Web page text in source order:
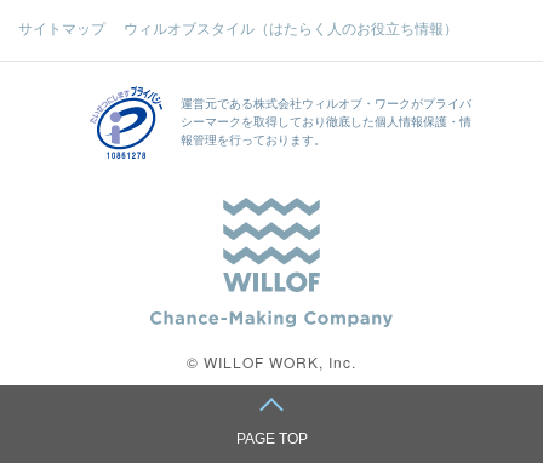
サイトマップ ウィルオブスタイル（はたらく人のお役立ち情報）
運営元である株式会社ウィルオブ・ワークがプライバ
シーマークを取得しており徹底した個人情報保護・情
報管理を行っております。
© WILLOF WORK, Inc.
PAGE TOP